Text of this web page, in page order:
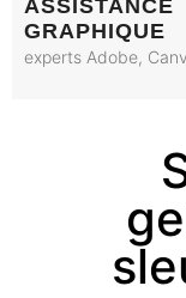
ASSISTANCE
GRAPHIQUE
experts Adobe,